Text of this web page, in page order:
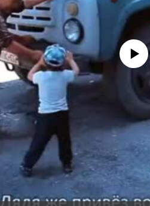
No media source